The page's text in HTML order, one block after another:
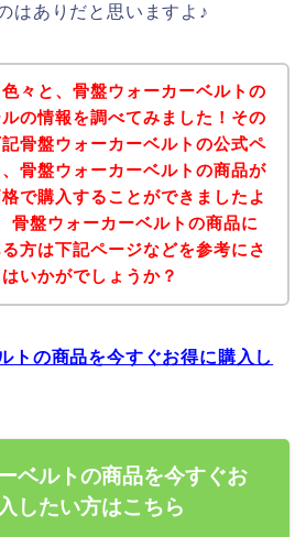
はありだと思いますよ♪
々と、骨盤ウォーカーベルトの
の情報を調べてみました！その
骨盤ウォーカーベルトの公式ペ
骨盤ウォーカーベルトの商品が
で購入することができましたよ
骨盤ウォーカーベルトの商品に
方は下記ページなどを参考にさ
いかがでしょうか？
トの商品を今すぐお得に購入し
ベルトの商品を今すぐお
したい方はこちら